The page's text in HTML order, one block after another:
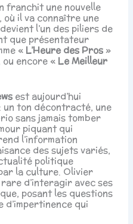
franchit une nouvelle
, où il va connaître une
l’un des piliers de
que présentateur
« L’Heure des Pros»
ou encore « Le Meilleur
est aujourd’hui
un ton décontracté, une
sans jamais tomber
piquant qui
l’information
des sujets variés,
politique
la culture. Olivier
d’interagir avec ses
posant les questions
qui